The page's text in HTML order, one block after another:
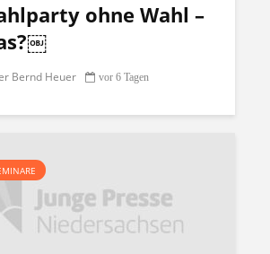
ohne Wahl –
Bernd Heuer vor 6 Tagen